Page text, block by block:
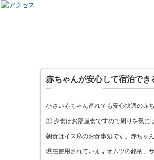
赤ちゃんが安心して宿泊でき
小さい赤ちゃん連れでも安心快適の赤
① 夕食はお部屋食ですので周りを気に
朝食はイス席のお食事処です。赤ちゃ
現在使用されていますオムツの銘柄、